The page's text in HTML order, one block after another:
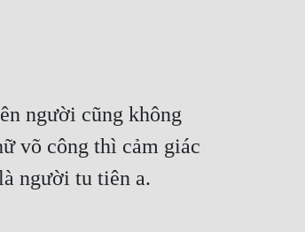
người cũng không
võ công thì cảm giác
người tu tiên a.